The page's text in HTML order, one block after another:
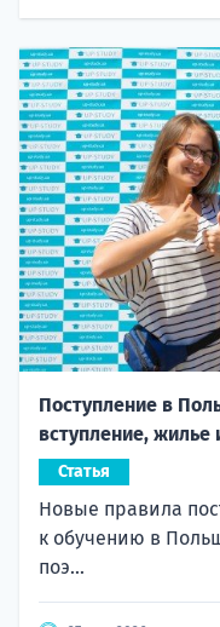
Поступление в
вступление, жилье
Статья
Новые правила
к обучению в
поэ...